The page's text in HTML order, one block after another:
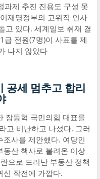
과제 추진 진용도 구성 못
재명정부의 고위직 인사
고 있다. 세계일보 취재 결
전원(7명)이 사표를 제
나지 않았다
공세 멈추고 합리
장동혁 국민의힘 대표를
고 비난하고 나섰다. 그러
사를 제안했다. 여당인
동산 책사로 불려온 이상
으로 드러난 부동산 정책
신 작전에 가깝다.